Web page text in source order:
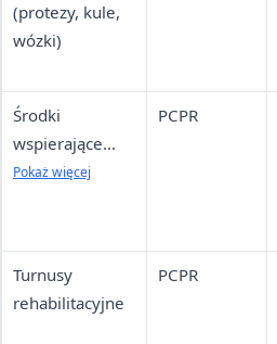
(protezy, kule,
wózki)
Środki
wspierające
rehabilitację
cewniki)
Pokaż więcej
PCPR
Turnusy
rehabilitacyjne
PCPR